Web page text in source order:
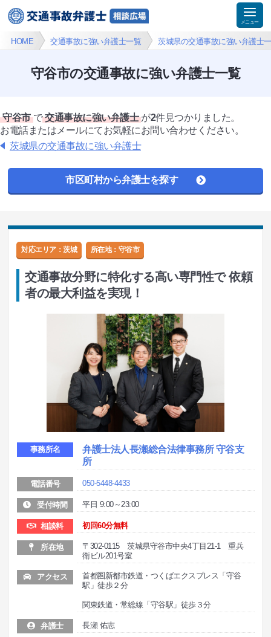
HOME 交通事故に強い弁護士一覧 茨城県の交通事故に強い弁護士
守谷市の交通事故に強い弁護士一覧
守谷市 で 交通事故に強い弁護士 が2件見つかりました。
お電話またはメールにてお気軽にお問い合わせください。
茨城県の交通事故に強い弁護士
市区町村から弁護士を探す
対応エリア：茨城 所在地： 守谷市
交通事故分野に特化する高い専門性で 依頼
者の最大利益を実現！
事務所名
弁護士法人長瀬総合法律事務所 守谷支
所
電話番号 050-5448-4433
受付時間 平日 9:00～23:00
相談料 初回60分無料
所在地
〒302-0115 茨城県守谷市中央4丁目21-1 重兵
衛ビル201号室
アクセス
首都圏新都市鉄道・つくばエクスプレス「守谷
駅」徒歩２分
関東鉄道・常総線「守谷駅」徒歩３分
弁護士 長瀬 佑志